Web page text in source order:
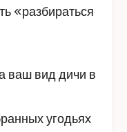
«разбираться
ваш вид дичи в
угодьях